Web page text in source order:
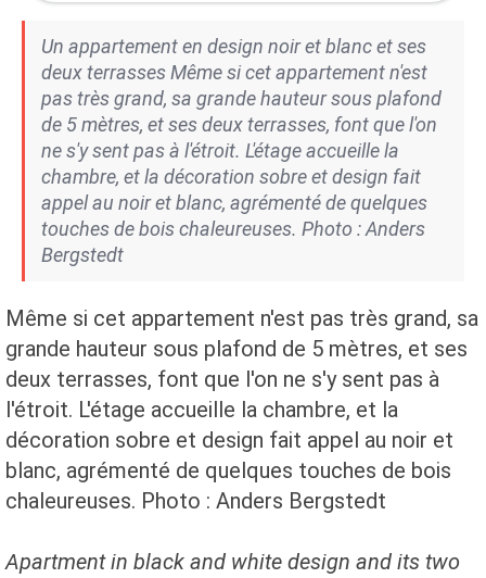
Un appartement en design noir et blanc et ses
deux terrasses Même si cet appartement n'est
pas très grand, sa grande hauteur sous plafond
de 5 mètres, et ses deux terrasses, font que l'on
ne s'y sent pas à l'étroit. L'étage accueille la
chambre, et la décoration sobre et design fait
appel au noir et blanc, agrémenté de quelques
touches de bois chaleureuses. Photo : Anders
Bergstedt
Même si cet appartement n'est pas très grand, sa
grande hauteur sous plafond de 5 mètres, et ses
deux terrasses, font que l'on ne s'y sent pas à
l'étroit. L'étage accueille la chambre, et la
décoration sobre et design fait appel au noir et
blanc, agrémenté de quelques touches de bois
chaleureuses. Photo : Anders Bergstedt
Apartment in black and white design and its two